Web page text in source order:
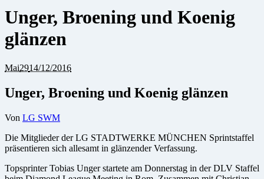
Unger, Broening und Koenig
glänzen
Mai2914/12/2016
Unger, Broening und Koenig glänzen
Von LG SWM
Die Mitglieder der LG STADTWERKE MÜNCHEN Sprintstaffel
präsentieren sich allesamt in glänzender Verfassung.
Topsprinter Tobias Unger startete am Donnerstag in der DLV Staffel